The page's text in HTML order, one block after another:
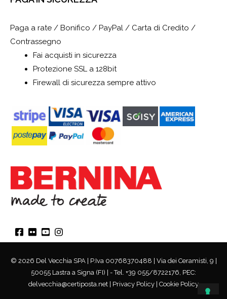
Paga a rate / Bonifico / PayPal / Carta di Credito /
Contrassegno
Fai acquisti in sicurezza
Protezione SSL a 128bit
Firewall di sicurezza sempre attivo
© 2026 Del Vecchia SPA | P.Iva 00768370488 | Via dei Ceramisti, 9 |
50055 Lastra a Signa (FI) | - Tel. +39 055/8722176, PEC:
delvecchia@certiposta.net | Privacy Policy Cookie Policy